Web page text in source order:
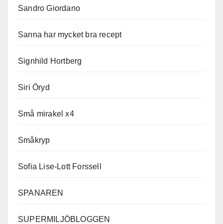
Sandro Giordano
Sanna har mycket bra recept
Signhild Hortberg
Siri Öryd
Små mirakel x4
Småkryp
Sofia Lise-Lott Forssell
SPANAREN
SUPERMILJÖBLOGGEN